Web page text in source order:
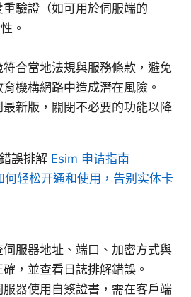
驗證（如可用於伺服端的
。
合當地法規與服務條款，避免
機構網路中造成潛在風險。
新版，關閉不必要的功能以降
誤排解 Esim 申请指南
轻松开通和使用，告别实体卡
服器地址、端口、加密方式與
，並查看日誌排解錯誤。
器使用自簽證書，需在客戶端